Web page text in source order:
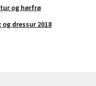
og hørfrø
dressur 2018